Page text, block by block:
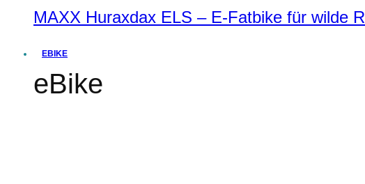
MAXX Huraxdax ELS – E-Fatbike für wilde
EBIKE
eBike